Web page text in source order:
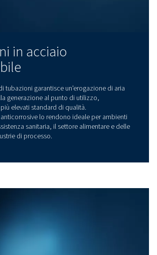
di tubazioni in
lo standard industriale per i sistemi di
grazie alle sue proprietà
da maneggiare. I sistemi di tubazioni in
dalla generazione al punto di